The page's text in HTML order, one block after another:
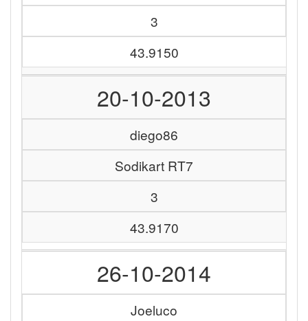
3
43.9150
20-10-2013
diego86
Sodikart RT7
3
43.9170
26-10-2014
Joeluco